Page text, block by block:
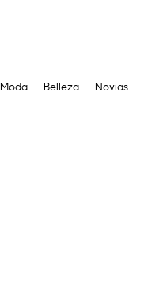
Moda Belleza Novias